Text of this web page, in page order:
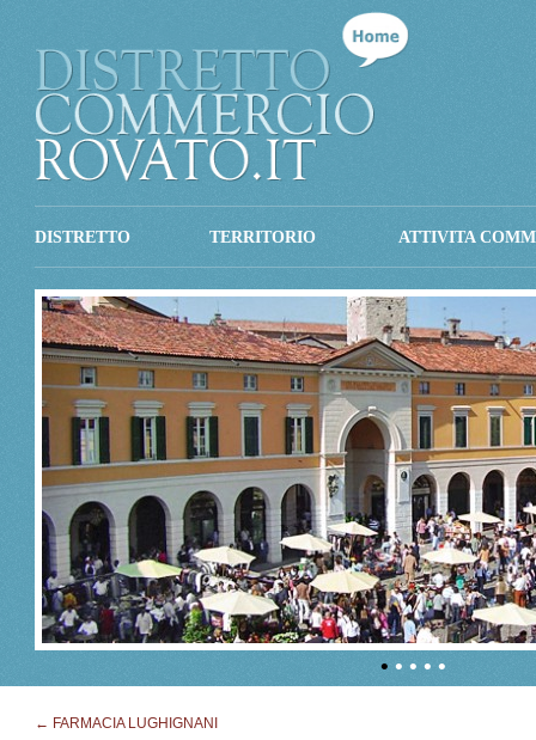
DISTRETTO TERRITORIO ATTIVITA
• • • • •
← FARMACIA LUGHIGNANI